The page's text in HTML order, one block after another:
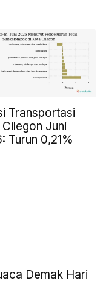
Transportasi
Juni
Turun 0,21%
Demak Hari